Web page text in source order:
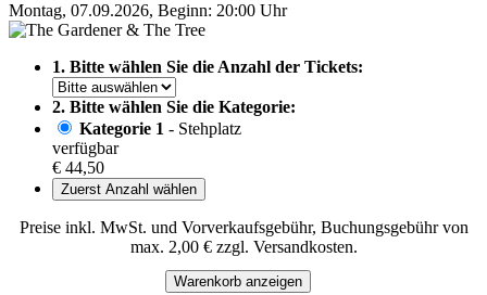
Montag, 07.09.2026, Beginn: 20:00 Uhr
1. Bitte wählen Sie die Anzahl der Tickets:
2. Bitte wählen Sie die Kategorie:
Kategorie 1 - Stehplatz
verfügbar
€ 44,50
Zuerst Anzahl wählen
Preise inkl. MwSt. und Vorverkaufsgebühr, Buchungsgebühr von
max. 2,00 € zzgl. Versandkosten.
Warenkorb anzeigen